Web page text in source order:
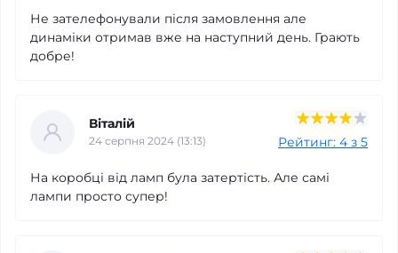
Не зателефонували після замовлення але
динаміки отримав вже на наступний день. Грають
добре!
Віталій
24 серпня 2024 (13:13) Рейтинг: 4 з 5
На коробці від ламп була затертість. Але самі
лампи просто супер!
Якість товару
Лояльність